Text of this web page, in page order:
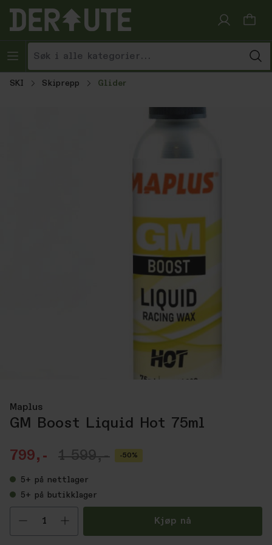
Hopp til innhold
SKI Skiprepp Glider
Maplus
GM Boost Liquid Hot 75ml
799,- 1 599,- -50%
5+ på nettlager
5+ på butikklager
Velg antall Kjøp nå